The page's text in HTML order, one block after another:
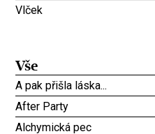
Vlček
Vše
A pak přišla láska...
After Party
Alchymická pec